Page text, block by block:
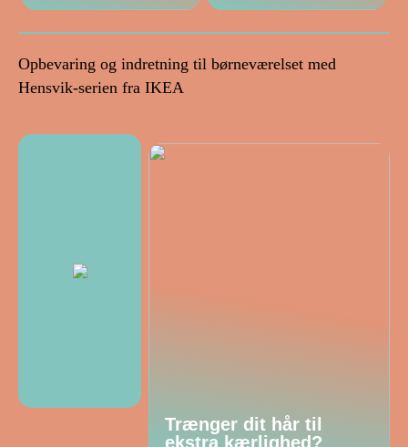
Opbevaring og indretning til børneværelset med
Hensvik-serien fra IKEA
Trænger dit hår til
ekstra kærlighed?